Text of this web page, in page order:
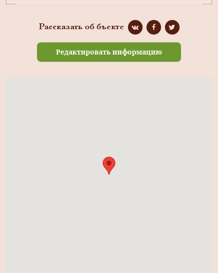
Рассказать об бъекте
Редактировать информацию